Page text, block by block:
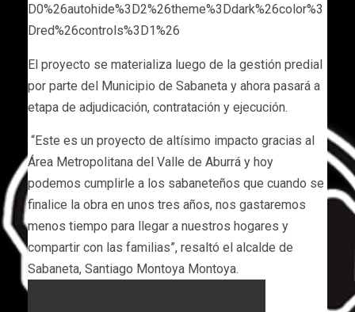
D0%26autohide%3D2%26theme%3Ddark%26color%3
Dred%26controls%3D1%26
El proyecto se materializa luego de la gestión predial
por parte del Municipio de Sabaneta y ahora pasará a
etapa de adjudicación, contratación y ejecución.
“Este es un proyecto de altísimo impacto gracias al
Área Metropolitana del Valle de Aburrá y hoy
podemos cumplirle a los sabaneteños que cuando se
finalice la obra en unos tres años, nos gastaremos
menos tiempo para llegar a nuestros hogares y
compartir con las familias”, resaltó el alcalde de
Sabaneta, Santiago Montoya Montoya.